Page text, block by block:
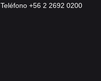
Teléfono +56 2 2692 0200